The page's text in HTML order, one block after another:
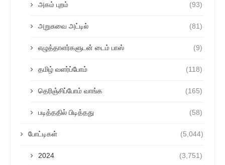
அகம் புறம் (93)
அறுசுவை அட்டில் (81)
எழுத்தாளர்களுடன் டைம் பாஸ் (9)
தமிழ் வளர்ப்போம் (118)
தெரிஞ்சிப்போம் வாங்க (165)
படித்ததில் பிடித்தது (58)
போட்டிகள் (5,044)
2024 (3,751)